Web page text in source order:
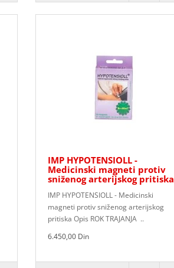
IMP HYPOTENSIOLL -
Medicinski magneti protiv
sniženog arterijskog pritiska
IMP HYPOTENSIOLL - Medicinski
magneti protiv sniženog arterijskog
pritiska Opis ROK TRAJANJA ..
6.450,00 Din